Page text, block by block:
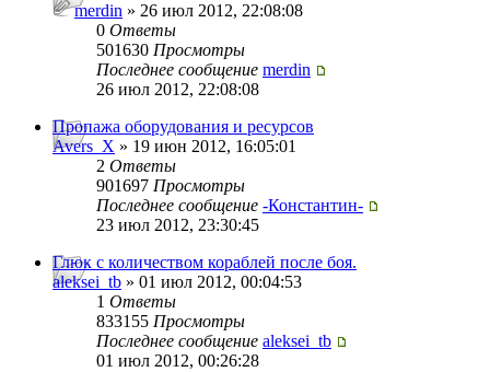
merdin » 26 июл 2012, 22:08:08
0 Ответы
501630 Просмотры
Последнее сообщение merdin
26 июл 2012, 22:08:08
Пропажа оборудования и ресурсов
Avers_X » 19 июн 2012, 16:05:01
2 Ответы
901697 Просмотры
Последнее сообщение -Константин-
23 июл 2012, 23:30:45
Глюк с количеством кораблей после боя.
aleksei_tb » 01 июл 2012, 00:04:53
1 Ответы
833155 Просмотры
Последнее сообщение aleksei_tb
01 июл 2012, 00:26:28